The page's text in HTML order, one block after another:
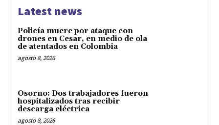
Latest news
Policía muere por ataque con
drones en Cesar, en medio de ola
de atentados en Colombia
agosto 8, 2026
Osorno: Dos trabajadores fueron
hospitalizados tras recibir
descarga eléctrica
agosto 8, 2026